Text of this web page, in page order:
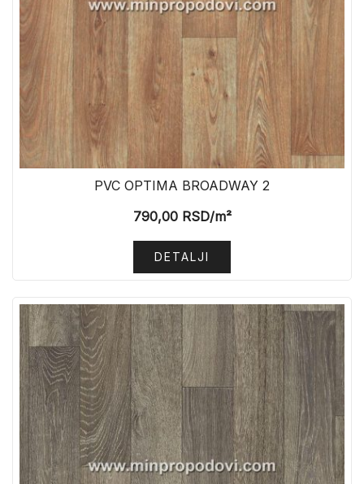
PVC OPTIMA BROADWAY 2
790,00RSD/m²
DETALJI